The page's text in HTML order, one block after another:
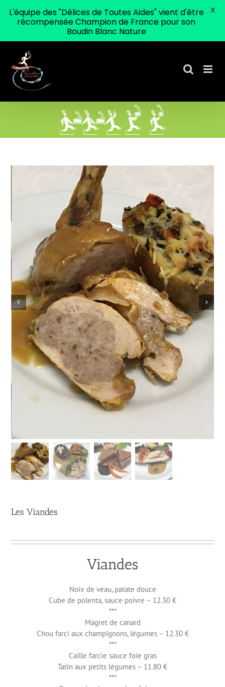
contenu
Les Viandes
Viandes
Noix de veau, patate douce
Cube de polenta, sauce poivre – 12.30 €
***
Magret de canard
Chou farci aux champignons, légumes – 12.30 €
***
Caille farcie sauce foie gras
Tatin aux petits légumes – 11.80 €
***
L'équipe des "Délices de Toutes Aides" vient d'être
récompensée Champion de France pour son
Boudin Blanc Nature
X